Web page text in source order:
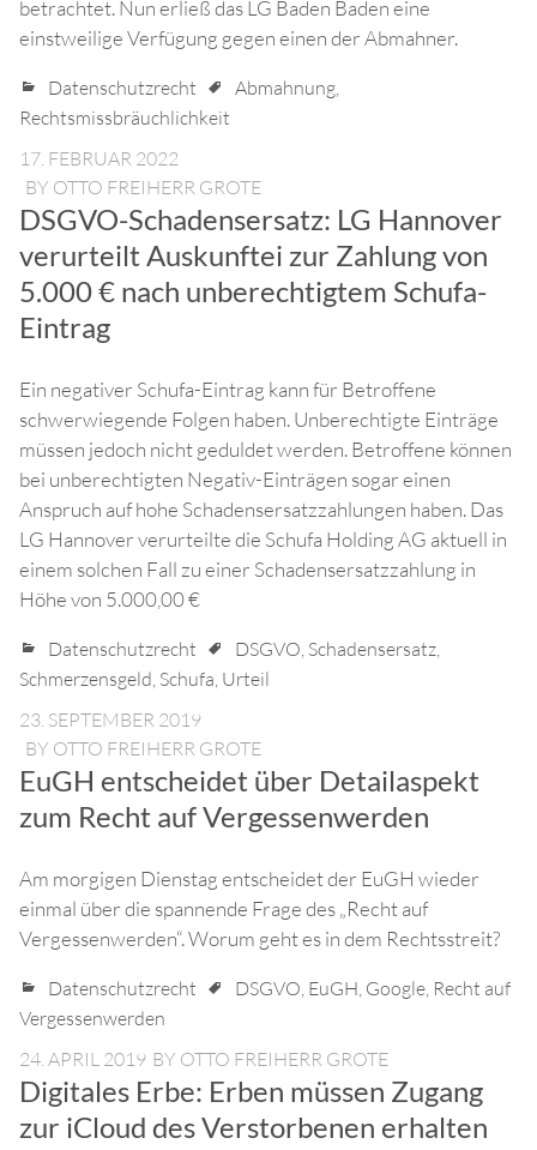
betrachtet. Nun erließ das LG Baden Baden eine
einstweilige Verfügung gegen einen der Abmahner.
Datenschutzrecht Abmahnung,
Rechtsmissbräuchlichkeit
17. FEBRUAR 2022
BY OTTO FREIHERR GROTE
DSGVO-Schadensersatz: LG Hannover
verurteilt Auskunftei zur Zahlung von
5.000 € nach unberechtigtem Schufa-
Eintrag
Ein negativer Schufa-Eintrag kann für Betroffene
schwerwiegende Folgen haben. Unberechtigte Einträge
müssen jedoch nicht geduldet werden. Betroffene können
bei unberechtigten Negativ-Einträgen sogar einen
Anspruch auf hohe Schadensersatzzahlungen haben. Das
LG Hannover verurteilte die Schufa Holding AG aktuell in
einem solchen Fall zu einer Schadensersatzzahlung in
Höhe von 5.000,00 €
Datenschutzrecht DSGVO, Schadensersatz,
Schmerzensgeld, Schufa, Urteil
23. SEPTEMBER 2019
BY OTTO FREIHERR GROTE
EuGH entscheidet über Detailaspekt
zum Recht auf Vergessenwerden
Am morgigen Dienstag entscheidet der EuGH wieder
einmal über die spannende Frage des „Recht auf
Vergessenwerden“. Worum geht es in dem Rechtsstreit?
Datenschutzrecht DSGVO, EuGH, Google, Recht auf
Vergessenwerden
24. APRIL 2019 BY OTTO FREIHERR GROTE
Digitales Erbe: Erben müssen Zugang
zur iCloud des Verstorbenen erhalten